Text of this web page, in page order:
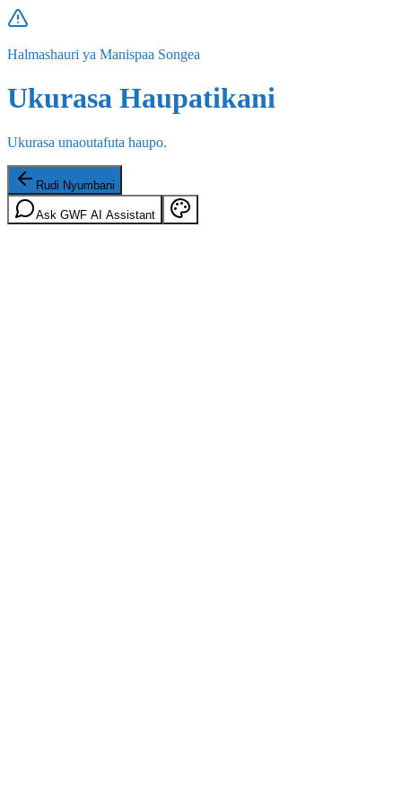
Halmashauri ya Manispaa Songea
Ukurasa Haupatikani
Ukurasa unaoutafuta haupo.
Rudi Nyumbani
Ask GWF AI Assistant